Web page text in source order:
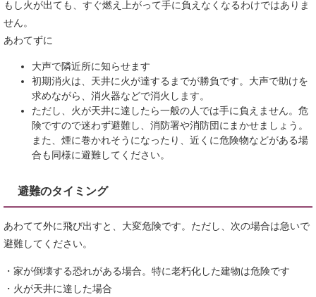
もし火が出ても、すぐ燃え上がって手に負えなくなるわけではありま
せん。
あわてずに
大声で隣近所に知らせます
初期消火は、天井に火が達するまでが勝負です。大声で助けを
求めながら、消火器などで消火します。
ただし、火が天井に達したら一般の人では手に負えません。危
険ですので迷わず避難し、消防署や消防団にまかせましょう。
また、煙に巻かれそうになったり、近くに危険物などがある場
合も同様に避難してください。
避難のタイミング
あわてて外に飛び出すと、大変危険です。ただし、次の場合は急いで
避難してください。
・家が倒壊する恐れがある場合。特に老朽化した建物は危険です
・火が天井に達した場合